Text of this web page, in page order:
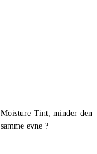
Tint, minder den
evne ?